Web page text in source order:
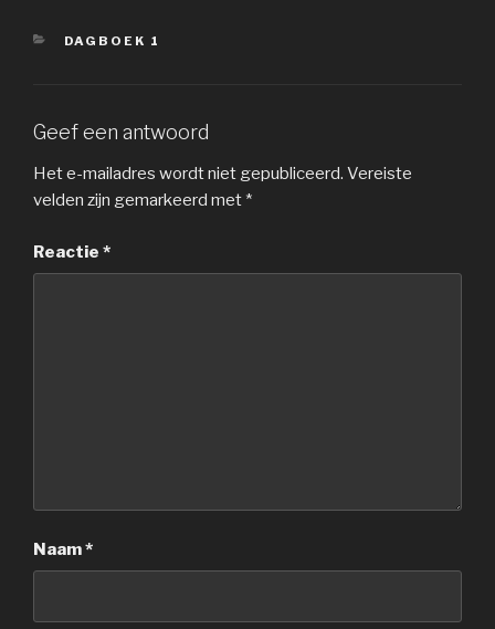
CATEGORIEËN
DAGBOEK 1
Geef een antwoord
Het e-mailadres wordt niet gepubliceerd. Vereiste
velden zijn gemarkeerd met *
Reactie *
Naam*